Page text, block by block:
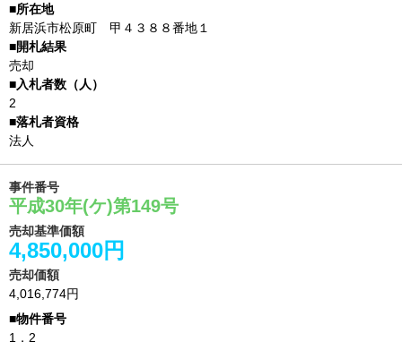
新居浜市松原町 甲４３８８番地１
売却
2
法人
事件番号
平成30年(ケ)第149号
売却基準価額
4,850,000円
売却価額
4,016,774円
1，2